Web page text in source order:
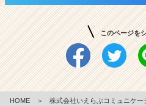
このページを
HOME ＞ 株式会社いえらぶコミュニケー